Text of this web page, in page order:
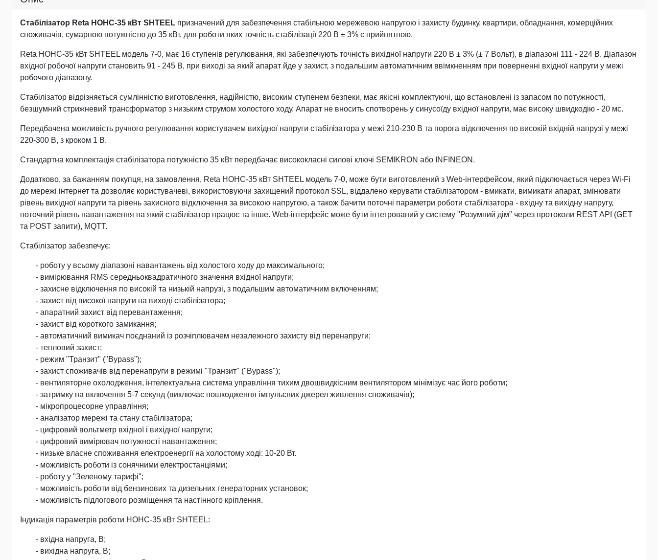
Стабілізатор Reta НОНС-35 кВт SHTEEL призначений для забезпечення стабільною мережевою напругою і захисту будинку, квартири, обладнання, комерційних
споживачів, сумарною потужністю до 35 кВт, для роботи яких точність стабілізації 220 В ± 3% є прийнятною.
Reta НОНС-35 кВт SHTEEL модель 7-0, має 16 ступенів регулювання, які забезпечують точність вихідної напруги 220 В ± 3% (± 7 Вольт), в діапазоні 111 - 224 В. Діапазон
вхідної робочої напруги становить 91 - 245 В, при виході за який апарат йде у захист, з подальшим автоматичним ввімкненням при поверненні вхідної напруги у межі
робочого діапазону.
Стабілізатор відрізняється сумлінністю виготовлення, надійністю, високим ступенем безпеки, має якісні комплектуючі, що встановлені із запасом по потужності,
безшумний стрижневий трансформатор з низьким струмом холостого ходу. Апарат не вносить спотворень у синусоїду вхідної напруги, має високу швидкодію - 20 мс.
Передбачена можливість ручного регулювання користувачем вихідної напруги стабілізатора у межі 210-230 В та порога відключення по високій вхідній напрузі у межі
220-300 В, з кроком 1 В.
Стандартна комплектація стабілізатора потужністю 35 кВт передбачає висококласні силові ключі SEMIKRON або INFINEON.
Додатково, за бажанням покупця, на замовлення, Reta НОНС-35 кВт SHTEEL модель 7-0, може бути виготовлений з Web-інтерфейсом, який підключається через Wi-Fi
до мережі інтернет та дозволяє користувачеві, використовуючи захищений протокол SSL, віддалено керувати стабілізатором - вмикати, вимикати апарат, змінювати
рівень вихідної напруги та рівень захисного відключення за високою напругою, а також бачити поточні параметри роботи стабілізатора - вхідну та вихідну напругу,
поточний рівень навантаження на який стабілізатор працює та інше. Web-інтерфейс може бути інтегрований у систему "Розумний дім" через протоколи REST API (GET
та POST запити), MQTT.
Стабілізатор забезпечує:
- роботу у всьому діапазоні навантажень від холостого ходу до максимального;
- вимірювання RMS середньоквадратичного значення вхідної напруги;
- захисне відключення по високій та низькій напрузі, з подальшим автоматичним включенням;
- захист від високої напруги на виході стабілізатора;
- апаратний захист від перевантаження;
- захист від короткого замикання;
- автоматичний вимикач поєднаний із розчіплювачем незалежного захисту від перенапруги;
- тепловий захист;
- режим "Транзит" ("Bypass");
- захист споживачів від перенапруги в режимі "Транзит" ("Bypass");
- вентиляторне охолодження, інтелектуальна система управління тихим двошвидкісним вентилятором мінімізує час його роботи;
- затримку на включення 5-7 секунд (виключає пошкодження імпульсних джерел живлення споживачів);
- мікропроцесорне управління;
- аналізатор мережі та стану стабілізатора;
- цифровий вольтметр вхідної і вихідної напруги;
- цифровий вимірювач потужності навантаження;
- низьке власне споживання електроенергії на холостому ході: 10-20 Вт.
- можливість роботи із сонячними електростанціями;
- роботу у "Зеленому тарифі";
- можливість роботи від бензинових та дизельних генераторних установок;
- можливість підлогового розміщення та настінного кріплення.
Індикація параметрів роботи НОНС-35 кВт SHTEEL:
- вхідна напруга, В;
- вихідна напруга, В;